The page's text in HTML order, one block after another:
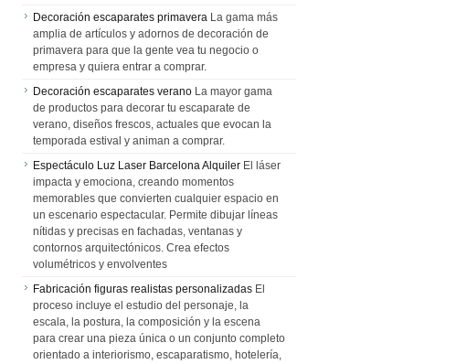
Decoración escaparates primavera La gama más
amplia de artículos y adornos de decoración de
primavera para que la gente vea tu negocio o
empresa y quiera entrar a comprar.
Decoración escaparates verano La mayor gama
de productos para decorar tu escaparate de
verano, diseños frescos, actuales que evocan la
temporada estival y animan a comprar.
Espectáculo Luz Laser Barcelona Alquiler El láser
impacta y emociona, creando momentos
memorables que convierten cualquier espacio en
un escenario espectacular. Permite dibujar líneas
nítidas y precisas en fachadas, ventanas y
contornos arquitectónicos. Crea efectos
volumétricos y envolventes
Fabricación figuras realistas personalizadas El
proceso incluye el estudio del personaje, la
escala, la postura, la composición y la escena
para crear una pieza única o un conjunto completo
orientado a interiorismo, escaparatismo, hotelería,